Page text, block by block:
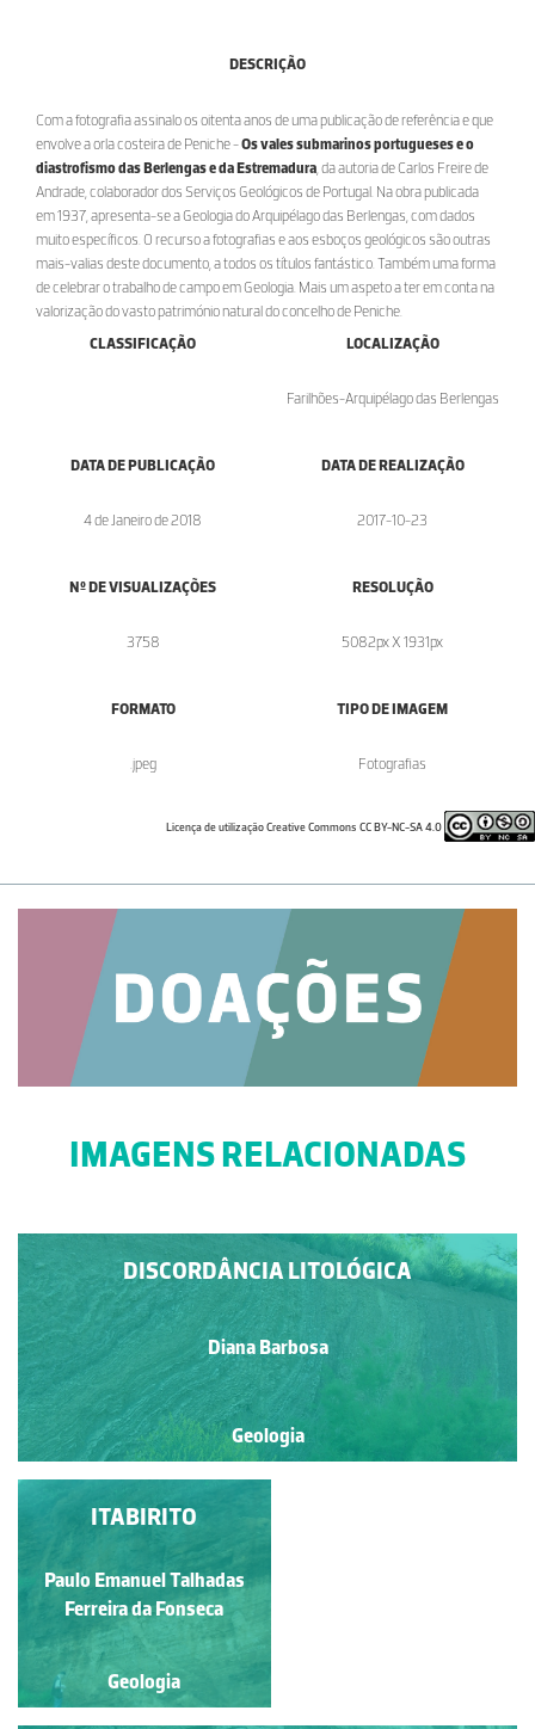
DESCRIÇÃO
Com a fotografia assinalo os oitenta anos de uma publicação de referência e que
envolve a orla costeira de Peniche -Os vales submarinos portugueses e o
diastrofismo das Berlengas e da Estremadura , da autoria de Carlos Freire de
Andrade, colaborador dos Serviços Geológicos de Portugal. Na obra publicada
em 1937, apresenta-se a Geologia do Arquipélago das Berlengas, com dados
muito específicos. O recurso a fotografias e aos esboços geológicos são outras
mais-valias deste documento, a todos os títulos fantástico. Também uma forma
de celebrar o trabalho de campo em Geologia. Mais um aspeto a ter em conta na
valorização do vasto património natural do concelho de Peniche.
CLASSIFICAÇÃO
LOCALIZAÇÃO
Farilhões-Arquipélago das Berlengas
DATA DE PUBLICAÇÃO
4 de Janeiro de 2018
DATA DE REALIZAÇÃO
2017-10-23
Nº DE VISUALIZAÇÕES
3758
RESOLUÇÃO
5082px X 1931px
FORMATO
.jpeg
TIPO DE IMAGEM
Fotografias
Licença de utilização Creative Commons CC BY-NC-SA 4.0
IMAGENS RELACIONADAS
DISCORDÂNCIA LITOLÓGICA
Diana Barbosa
Geologia
FENDAS DE TRACÇÃO
Raquel Antunes
Geologia
ITABIRITO
Paulo Emanuel Talhadas
Ferreira da Fonseca
Geologia